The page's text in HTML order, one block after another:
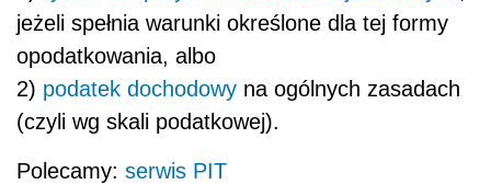
jeżeli spełnia warunki określone dla tej formy
opodatkowania, albo
2) podatek dochodowy na ogólnych zasadach
(czyli wg skali podatkowej).
Polecamy: serwis PIT